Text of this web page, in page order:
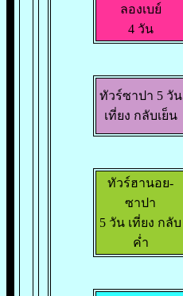
ลองเบย์
4 วัน
ทัวร์ซาปา 5 วัน
เที่ยง กลับเย็น
ทัวร์ฮานอย-
ซาปา
5 วัน เที่ยง กลับ
ค่ำ